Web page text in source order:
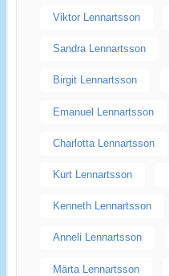
Viktor Lennartsson
Sandra Lennartsson
Birgit Lennartsson
Emanuel Lennartsson
Charlotta Lennartsson
Kurt Lennartsson
Kenneth Lennartsson
Anneli Lennartsson
Märta Lennartsson